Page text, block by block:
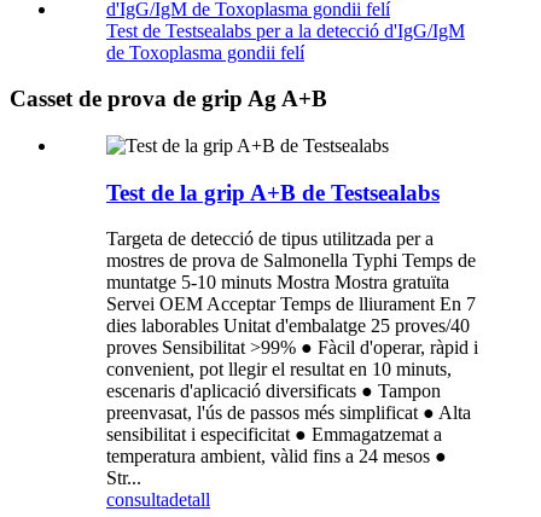
Test de Testsealabs per a la detecció d'IgG/IgM
de Toxoplasma gondii felí
Casset de prova de grip Ag A+B
Test de la grip A+B de Testsealabs
Targeta de detecció de tipus utilitzada per a
mostres de prova de Salmonella Typhi Temps de
muntatge 5-10 minuts Mostra Mostra gratuïta
Servei OEM Acceptar Temps de lliurament En 7
dies laborables Unitat d'embalatge 25 proves/40
proves Sensibilitat >99% ● Fàcil d'operar, ràpid i
convenient, pot llegir el resultat en 10 minuts,
escenaris d'aplicació diversificats ● Tampon
preenvasat, l'ús de passos més simplificat ● Alta
sensibilitat i especificitat ● Emmagatzemat a
temperatura ambient, vàlid fins a 24 mesos ●
Str...
consultadetall